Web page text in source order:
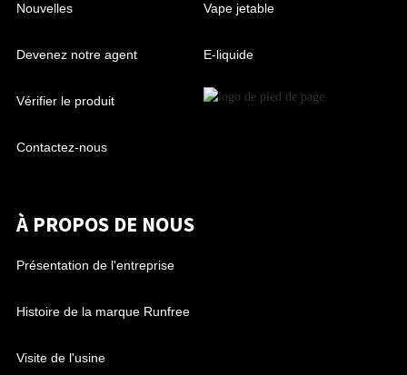
Nouvelles
Devenez notre agent
Vérifier le produit
Contactez-nous
Vape jetable
E-liquide
À PROPOS DE NOUS
Présentation de l'entreprise
Histoire de la marque Runfree
Visite de l'usine